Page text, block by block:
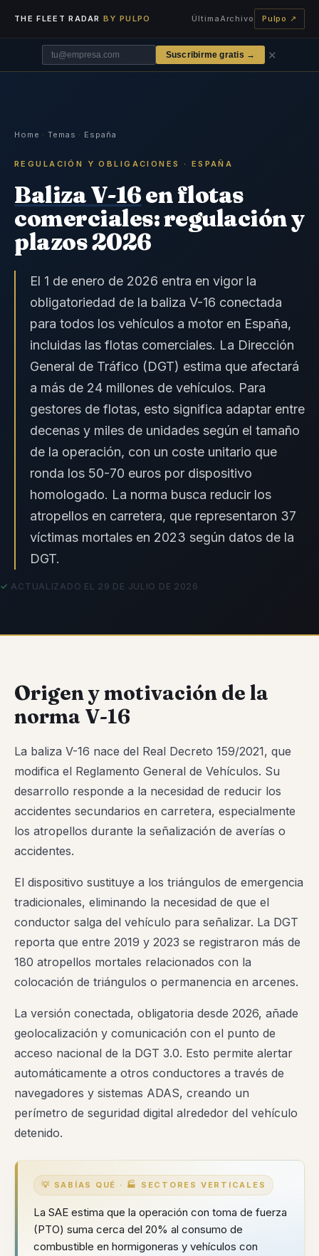
THE FLEET RADARBY PULPO ÚltimaArchivo Pulpo ↗
Suscribirme gratis → ✕
Home ·Temas · España
REGULACIÓN Y OBLIGACIONES · ESPAÑA
Baliza V-16en flotas
comerciales: regulación y
plazos 2026
El 1 de enero de 2026 entra en vigor la
obligatoriedad de la baliza V-16 conectada
para todos los vehículos a motor en España,
incluidas las flotas comerciales. La Dirección
General de Tráfico (DGT) estima que afectará
a más de 24 millones de vehículos. Para
gestores de flotas, esto significa adaptar entre
decenas y miles de unidades según el tamaño
de la operación, con un coste unitario que
ronda los 50-70 euros por dispositivo
homologado. La norma busca reducir los
atropellos en carretera, que representaron 37
víctimas mortales en 2023 según datos de la
DGT.
ACTUALIZADO EL 29 DE JULIO DE 2026
Origen y motivación de la
norma V-16
La baliza V-16 nace del Real Decreto 159/2021, que
modifica el Reglamento General de Vehículos. Su
desarrollo responde a la necesidad de reducir los
accidentes secundarios en carretera, especialmente
los atropellos durante la señalización de averías o
accidentes.
El dispositivo sustituye a los triángulos de emergencia
tradicionales, eliminando la necesidad de que el
conductor salga del vehículo para señalizar. La DGT
reporta que entre 2019 y 2023 se registraron más de
180 atropellos mortales relacionados con la
colocación de triángulos o permanencia en arcenes.
La versión conectada, obligatoria desde 2026, añade
geolocalización y comunicación con el punto de
acceso nacional de la DGT 3.0. Esto permite alertar
automáticamente a otros conductores a través de
navegadores y sistemas ADAS, creando un
perímetro de seguridad digital alrededor del vehículo
detenido.
💡 SABÍAS QUÉ · 🏭 SECTORES VERTICALES
La SAE estima que la operación con toma de fuerza
(PTO) suma cerca del 20% al consumo de
combustible en hormigoneras y vehículos con